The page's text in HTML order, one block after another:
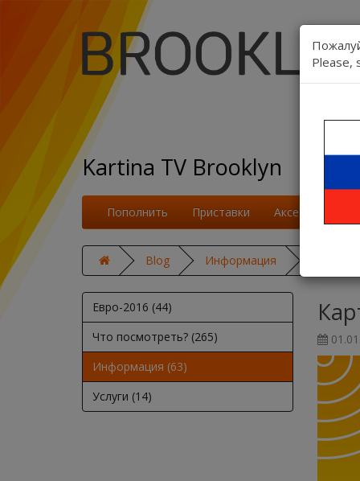
Kartina TV Brooklyn
Пополнить Приставки Аксессуары
Blog Информация
Евро-2016 (44)
Что посмотреть? (265)
Информация (63)
Услуги (14)
Please,